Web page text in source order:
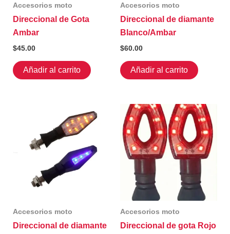
Accesorios moto
Direccional de Gota
Ambar
$45.00
Añadir al carrito
Accesorios moto
Direccional de diamante
Blanco/Ambar
$60.00
Añadir al carrito
Accesorios moto
Direccional de diamante
Accesorios moto
Direccional de gota Rojo